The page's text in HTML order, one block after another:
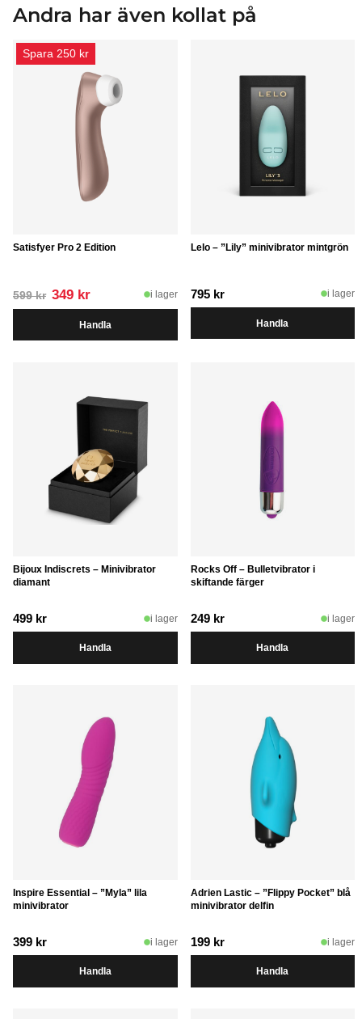
Andra har även kollat på
Satisfyer Pro 2 Edition
599kr Det
ursprungliga
priset
var:
349 krDet
nuvarande
priset
är:
i lager
Handla
Spara 250 kr
Lelo – ”Lily” minivibrator mintgrön
795 kr i lager
Handla
Bijoux Indiscrets – Minivibrator
diamant
499 kr i lager
Handla
Rocks Off – Bulletvibrator i
skiftande färger
249 kr i lager
Handla
Inspire Essential – ”Myla” lila
minivibrator
399 kr i lager
Handla
Adrien Lastic – ”Flippy Pocket” blå
minivibrator delfin
199 kr i lager
Handla